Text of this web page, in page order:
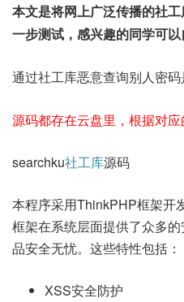
本文是将网上广泛传播的社
一步测试，感兴趣的同学可以
通过社工库恶意查询别人密码
源码都存在云盘里，根据对应
searchku社工库源码
本程序采用ThinkPHP框架开发
框架在系统层面提供了众多
品安全无忧。这些特性包括：
XSS安全防护